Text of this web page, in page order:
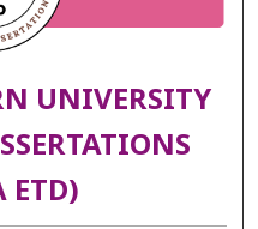
UNIVERSITY
ETD)